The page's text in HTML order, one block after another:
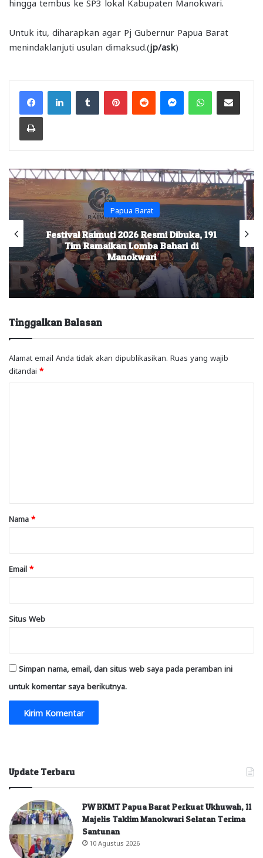
hingga tembus ke SP3 lokal Kabupaten Manokwari.
Untuk itu, diharapkan agar Pj Gubernur Papua Barat
menindaklanjuti usulan dimaksud.(jp/ask)
FacebookLinkedInTumblr PinterestReddit MessengerWhatsAppShare via Email
Print
Papua Barat
Festival Raimuti 2026 Resmi Dibuka, 191
Tim Ramaikan Lomba Bahari di
Manokwari
Tinggalkan Balasan
Alamat email Anda tidak akan dipublikasikan. Ruas yang wajib
ditandai *
rNama *
Email *
Situs Web
Simpan nama, email, dan situs web saya pada peramban ini
untuk komentar saya berikutnya.
Update Terbaru
PW BKMT Papua Barat Perkuat Ukhuwah, 11
Majelis Taklim Manokwari Selatan Terima
Santunan
10 Agustus 2026